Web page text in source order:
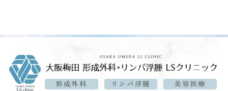
形成外科 リンパ浮腫 美容医療